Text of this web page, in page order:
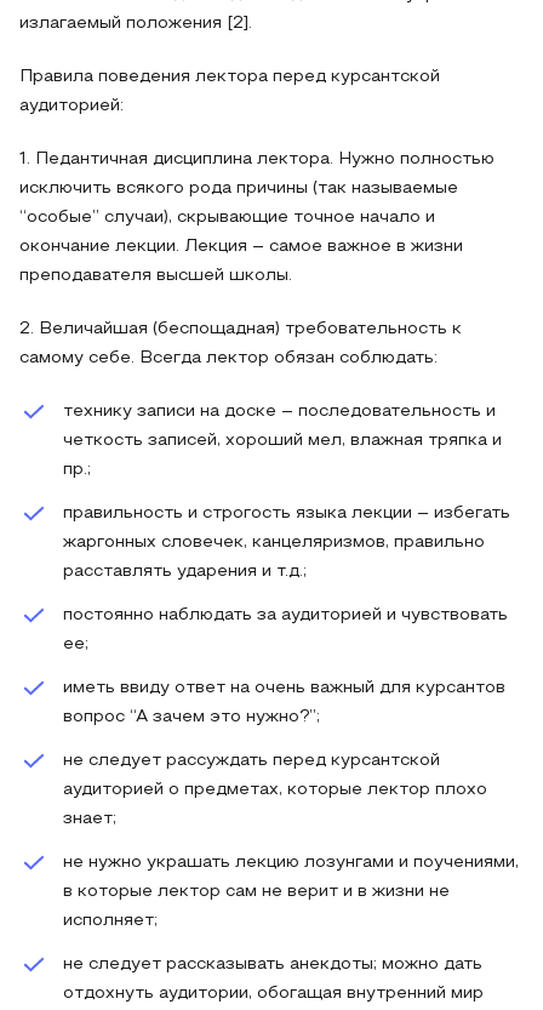
излагаемый положения [2].
Правила поведения лектора перед курсантской
аудиторией:
1. Педантичная дисциплина лектора. Нужно полностью
исключить всякого рода причины (так называемые
“особые” случаи), скрывающие точное начало и
окончание лекции. Лекция – самое важное в жизни
преподавателя высшей школы.
2. Величайшая (беспощадная) требовательность к
самому себе. Всегда лектор обязан соблюдать:
технику записи на доске – последовательность и
четкость записей, хороший мел, влажная тряпка и
пр.;
правильность и строгость языка лекции – избегать
жаргонных словечек, канцеляризмов, правильно
расставлять ударения и т.д.;
постоянно наблюдать за аудиторией и чувствовать
ее;
иметь ввиду ответ на очень важный для курсантов
вопрос “А зачем это нужно?”;
не следует рассуждать перед курсантской
аудиторией о предметах, которые лектор плохо
знает;
не нужно украшать лекцию лозунгами и поучениями,
в которые лектор сам не верит и в жизни не
исполняет;
не следует рассказывать анекдоты; можно дать
отдохнуть аудитории, обогащая внутренний мир